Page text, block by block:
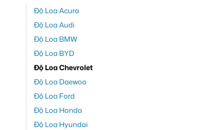
Độ Loa Acura
Độ Loa Audi
Độ Loa BMW
Độ Loa BYD
Độ Loa Chevrolet
Độ Loa Daewoo
Độ Loa Ford
Độ Loa Honda
Độ Loa Hyundai